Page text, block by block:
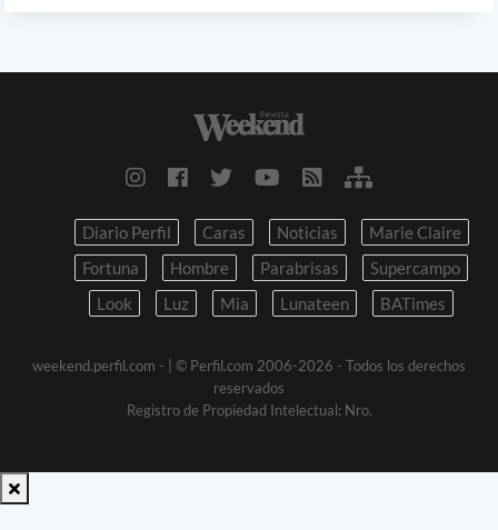
Diario Perfil Caras Noticias
Marie Claire
Fortuna
Hombre Parabrisas
Supercampo
Look
Luz Mia Lunateen BATimes
weekend.perfil.com -
| © Perfil.com 2006-2026 - Todos los derechos
reservados
Registro de Propiedad Intelectual: Nro.